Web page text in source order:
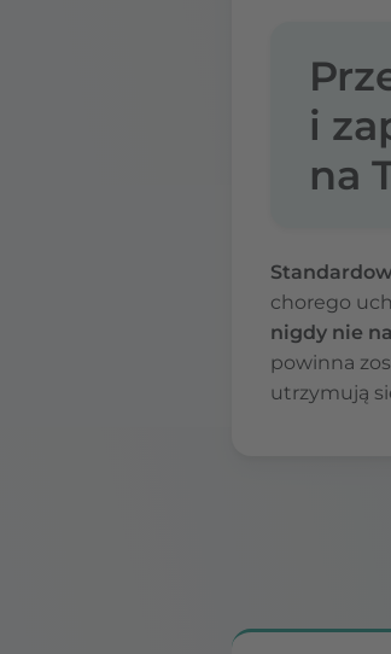
i
na
chorego
nigdy nie
powinna
utrzymują